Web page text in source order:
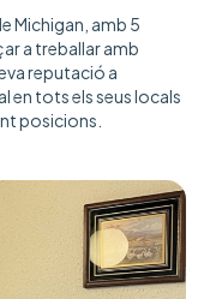
Michigan, amb 5
a treballar amb
reputació a
en tots els seus locals
posicions.